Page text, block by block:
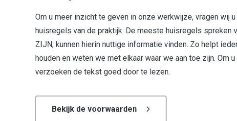
Om u meer inzicht te geven in onze werkwijze, vragen wij
huisregels van de praktijk. De meeste huisregels spreken
ZIJN, kunnen hierin nuttige informatie vinden. Zo helpt
houden en weten we met elkaar waar we aan toe zijn.
verzoeken de tekst goed door te lezen.
Bekijk de voorwaarden